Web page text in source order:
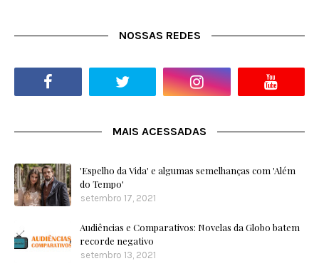
NOSSAS REDES
MAIS ACESSADAS
'Espelho da Vida' e algumas semelhanças com 'Além
do Tempo'
setembro 17, 2021
Audiências e Comparativos: Novelas da Globo batem
recorde negativo
setembro 13, 2021